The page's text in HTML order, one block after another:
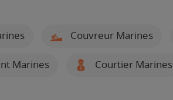
Couvreur Marines
Marines Courtier Marines